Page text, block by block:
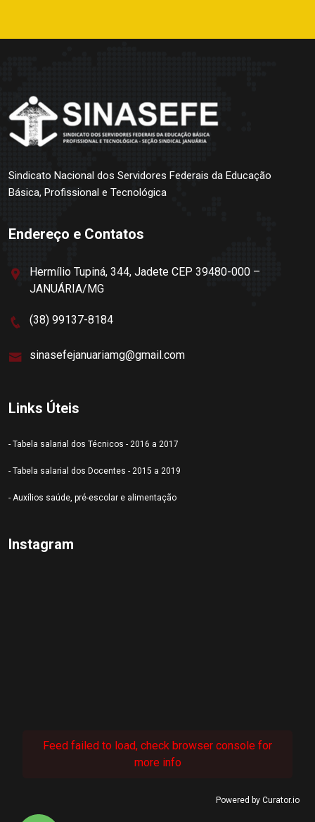
Sindicato Nacional dos Servidores Federais da Educação
Básica, Profissional e Tecnológica
Endereço e Contatos
Hermílio Tupiná, 344, Jadete CEP 39480-000 –
JANUÁRIA/MG
(38) 99137-8184
sinasefejanuariamg@gmail.com
Links Úteis
- Tabela salarial dos Técnicos - 2016 a 2017
- Tabela salarial dos Docentes - 2015 a 2019
- Auxílios saúde, pré-escolar e alimentação
Instagram
Feed failed to load, check browser console for
more info
Powered by Curator.io